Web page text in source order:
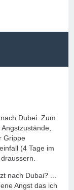
Dubei. Zum
Grippe
(4 Tage im
nach Dubai? ...
Angst das ich